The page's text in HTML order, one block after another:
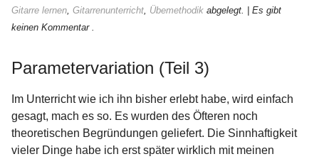
Gitarre lernen, Gitarrenunterricht, Übemethodik abgelegt.
| Es gibt
keinen Kommentar .
Parametervariation (Teil 3)
Im Unterricht wie ich ihn bisher erlebt habe, wird einfach
gesagt, mach es so. Es wurden des Öfteren noch
theoretischen Begründungen geliefert. Die Sinnhaftigkeit
vieler Dinge habe ich erst später wirklich mit meinen